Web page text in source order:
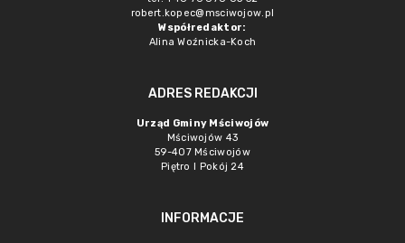
robert.kopec@msciwojow.pl
Współredaktor:
Alina Woźnicka-Koch
ADRES REDAKCJI
Urząd Gminy Mściwojów
Mściwojów 43
59-407 Mściwojów
Piętro I Pokój 24
INFORMACJE